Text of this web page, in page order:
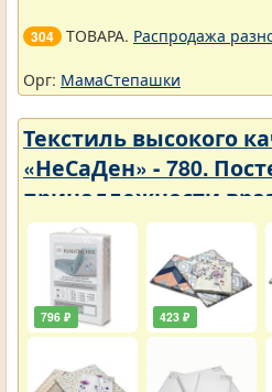
304 ТОВАРА. Распродажа
Орг: МамаСтепашки
Текстиль высокого
«НеСаДен» - 780.
принадлежности
упали
796 ₽ 423 ₽